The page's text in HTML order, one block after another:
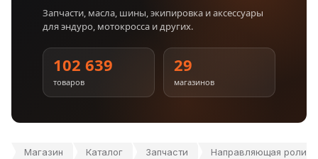
Запчасти, масла, шины, экипировка и аксессуары
для эндуро, мотокросса и других.
102 639
товаров
29
магазинов
Магазин Каталог Запчасти Направляющая